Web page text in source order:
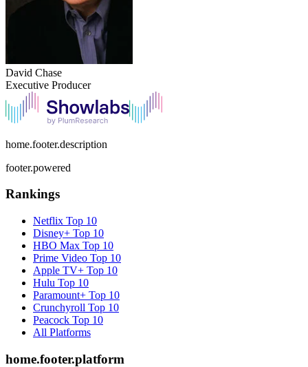
David Chase
Executive Producer
home.footer.description
footer.powered
Rankings
Netflix Top 10
Disney+ Top 10
HBO Max Top 10
Prime Video Top 10
Apple TV+ Top 10
Hulu Top 10
Paramount+ Top 10
Crunchyroll Top 10
Peacock Top 10
All Platforms
home.footer.platform